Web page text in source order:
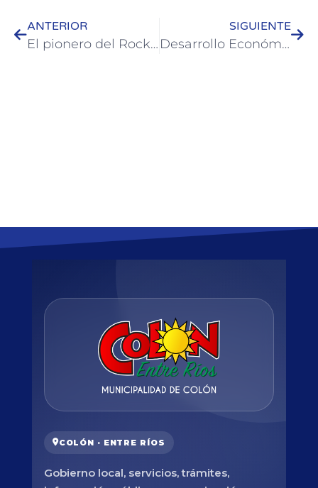
ANTERIOR
El pionero del Rock y el Blues Claudio Gabis llega a Colón
SIGUIENTE
Desarrollo Económico Local: Crece la oferta exportable de Colón
COLÓN · ENTRE RÍOS
Gobierno local, servicios, trámites,